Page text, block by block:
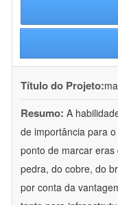
Título do Projeto:
Resumo: A
de importância para
ponto de marcar
pedra, do cobre, do
por conta da